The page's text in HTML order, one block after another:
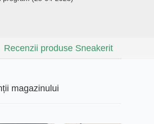
Recenzii produse Sneakerit
magazinului